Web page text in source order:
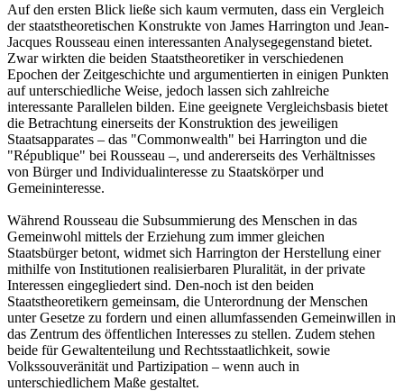
Auf den ersten Blick ließe sich kaum vermuten, dass ein Vergleich
der staatstheoretischen Konstrukte von James Harrington und Jean-
Jacques Rousseau einen interessanten Analysegegenstand bietet.
Zwar wirkten die beiden Staatstheoretiker in verschiedenen
Epochen der Zeitgeschichte und argumentierten in einigen Punkten
auf unterschiedliche Weise, jedoch lassen sich zahlreiche
interessante Parallelen bilden. Eine geeignete Vergleichsbasis bietet
die Betrachtung einerseits der Konstruktion des jeweiligen
Staatsapparates – das "Commonwealth" bei Harrington und die
"République" bei Rousseau –, und andererseits des Verhältnisses
von Bürger und Individualinteresse zu Staatskörper und
Gemeininteresse.
Während Rousseau die Subsummierung des Menschen in das
Gemeinwohl mittels der Erziehung zum immer gleichen
Staatsbürger betont, widmet sich Harrington der Herstellung einer
mithilfe von Institutionen realisierbaren Pluralität, in der private
Interessen eingegliedert sind. Den-noch ist den beiden
Staatstheoretikern gemeinsam, die Unterordnung der Menschen
unter Gesetze zu fordern und einen allumfassenden Gemeinwillen in
das Zentrum des öffentlichen Interesses zu stellen. Zudem stehen
beide für Gewaltenteilung und Rechtsstaatlichkeit, sowie
Volkssouveränität und Partizipation – wenn auch in
unterschiedlichem Maße gestaltet.